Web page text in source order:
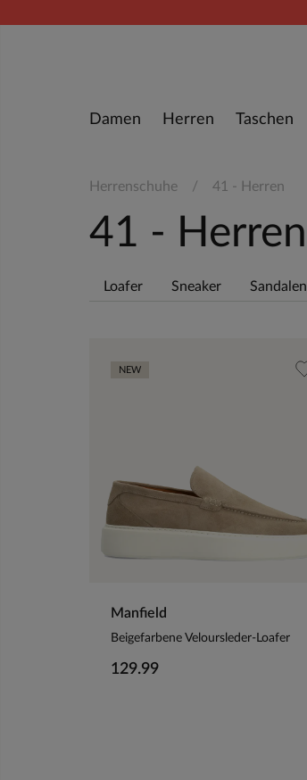
Damen Herren Taschen
Herrenschuhe 41 - Herren
41 - Herren
Loafer Sneaker Sandalen
Manfield
Beigefarbene Veloursleder-Loafer
129.99
NEW